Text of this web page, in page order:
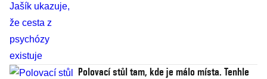
Polovací stůl tam, kde je málo místa. Tenhle